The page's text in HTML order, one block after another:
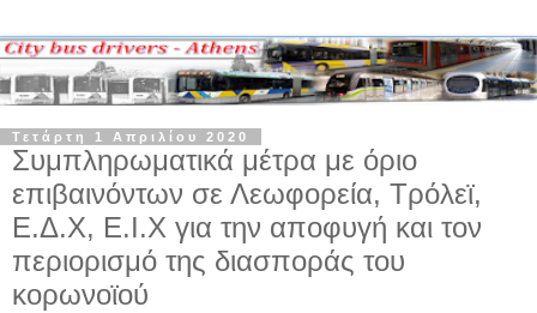
Τετάρτη 1 Απριλίου 2020
Συμπληρωματικά μέτρα με όριο
επιβαινόντων σε Λεωφορεία, Τρόλεϊ,
Ε.Δ.Χ, Ε.Ι.Χ για την αποφυγή και τον
περιορισμό της διασποράς του
κορωνοϊού